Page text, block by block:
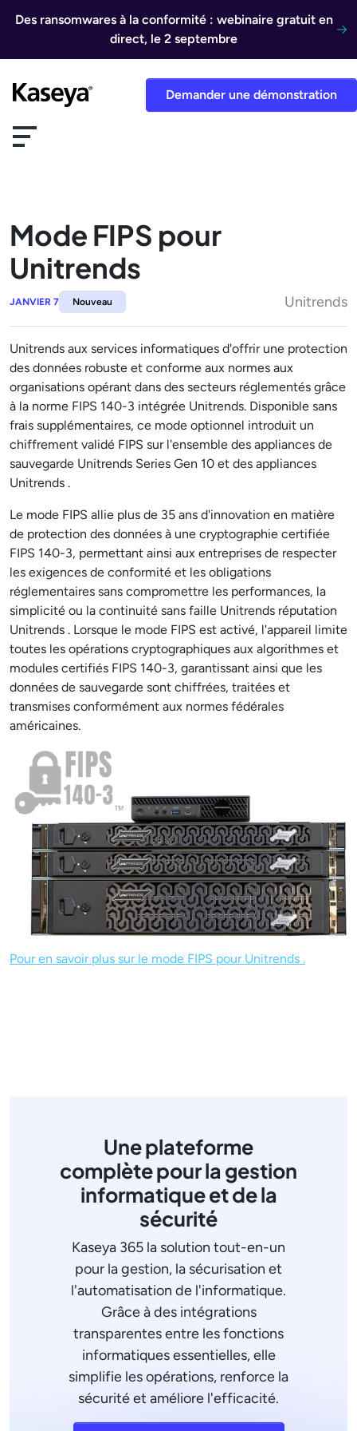
Des ransomwares à la conformité : webinaire gratuit en
direct, le 2 septembre
Demander une démonstration
Mode FIPS pour
Unitrends
JANVIER 7 Nouveau Unitrends
Unitrends aux services informatiques d'offrir une protection
des données robuste et conforme aux normes aux
organisations opérant dans des secteurs réglementés grâce
à la norme FIPS 140-3 intégrée Unitrends. Disponible sans
frais supplémentaires, ce mode optionnel introduit un
chiffrement validé FIPS sur l'ensemble des appliances de
sauvegarde Unitrends Series Gen 10 et des appliances
Unitrends .
Le mode FIPS allie plus de 35 ans d'innovation en matière
de protection des données à une cryptographie certifiée
FIPS 140-3, permettant ainsi aux entreprises de respecter
les exigences de conformité et les obligations
réglementaires sans compromettre les performances, la
simplicité ou la continuité sans faille Unitrends réputation
Unitrends . Lorsque le mode FIPS est activé, l'appareil limite
toutes les opérations cryptographiques aux algorithmes et
modules certifiés FIPS 140-3, garantissant ainsi que les
données de sauvegarde sont chiffrées, traitées et
transmises conformément aux normes fédérales
américaines.
Pour en savoir plus sur le mode FIPS pour Unitrends .
Une plateforme
complète pour la gestion
informatique et de la
sécurité
Kaseya 365 la solution tout-en-un
pour la gestion, la sécurisation et
l'automatisation de l'informatique.
Grâce à des intégrations
transparentes entre les fonctions
informatiques essentielles, elle
simplifie les opérations, renforce la
sécurité et améliore l'efficacité.